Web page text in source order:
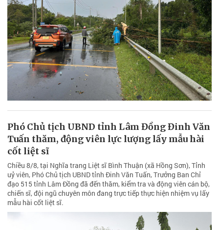
Phó Chủ tịch UBND tỉnh Lâm Đồng Đinh Văn
Tuấn thăm, động viên lực lượng lấy mẫu hài
cốt liệt sĩ
Chiều 8/8, tại Nghĩa trang Liệt sĩ Bình Thuận (xã Hồng Sơn), Tỉnh
uỷ viên, Phó Chủ tịch UBND tỉnh Đinh Văn Tuấn, Trưởng Ban Chỉ
đạo 515 tỉnh Lâm Đồng đã đến thăm, kiểm tra và động viên cán bộ,
chiến sĩ, đội ngũ chuyên môn đang trực tiếp thực hiện nhiệm vụ lấy
mẫu hài cốt liệt sĩ.